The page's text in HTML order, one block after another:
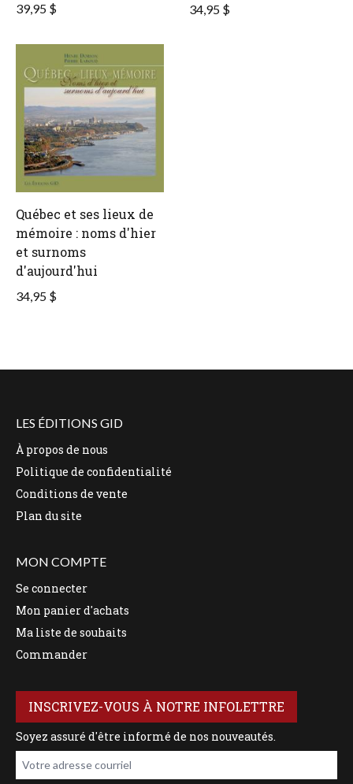
39,95 $ 34,95 $
Québec et ses lieux de
mémoire : noms d'hier
et surnoms
d'aujourd'hui
34,95 $
LES ÉDITIONS GID
À propos de nous
Politique de confidentialité
Conditions de vente
Plan du site
MON COMPTE
Se connecter
Mon panier d'achats
Ma liste de souhaits
Commander
INSCRIVEZ-VOUS À NOTRE INFOLETTRE
Soyez assuré d'être informé de nos nouveautés.
Votre adresse courriel